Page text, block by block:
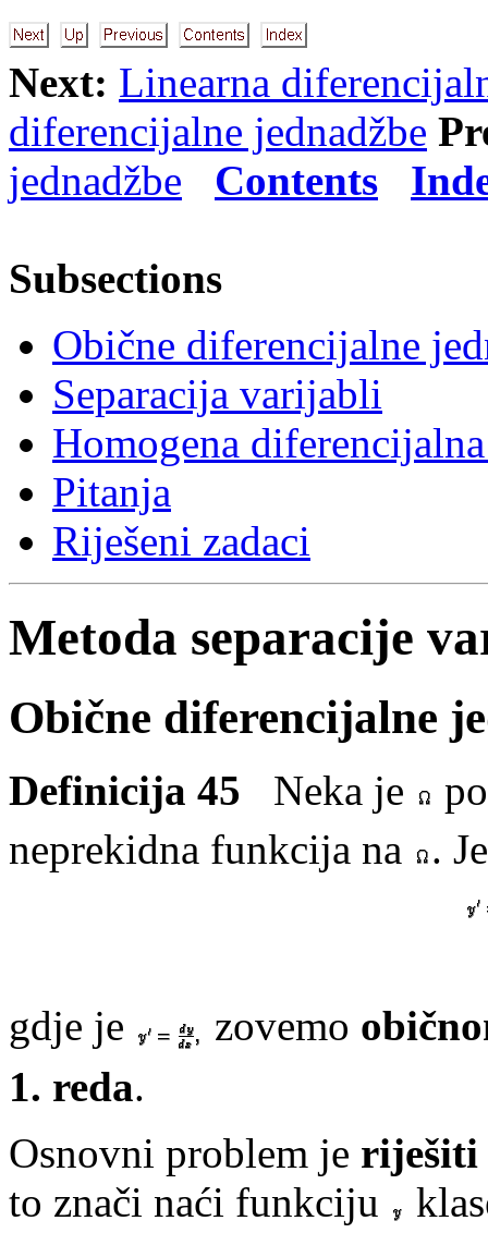
Next: Linearna
diferencijalne jednadžbe
jednadžbe
Contents
Subsections
Obične diferencijalne
Separacija varijabli
Homogena
Pitanja
Riješeni zadaci
Metoda separacije
Obične diferencijalne
Definicija 45 Neka je
neprekidna funkcija na
.
gdje je zovemo
1. reda.
Osnovni problem je riješiti
to znači naći funkciju